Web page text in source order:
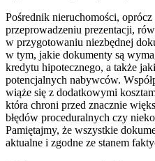
Pośrednik nieruchomości,
przeprowadzeniu prezentacji,
w przygotowaniu niezbędnej
w tym, jakie dokumenty są
kredytu hipotecznego, a także
potencjalnych nabywców.
wiąże się z dodatkowymi
która chroni przed znacznie
błędów proceduralnych czy
Pamiętajmy, że wszystkie
aktualne i zgodne ze stanem